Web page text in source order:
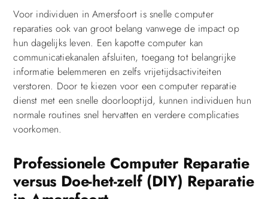
Voor individuen in Amersfoort is snelle computer
reparaties ook van groot belang vanwege de impact op
hun dagelijks leven. Een kapotte computer kan
communicatiekanalen afsluiten, toegang tot belangrijke
informatie belemmeren en zelfs vrijetijdsactiviteiten
verstoren. Door te kiezen voor een computer reparatie
dienst met een snelle doorlooptijd, kunnen individuen hun
normale routines snel hervatten en verdere complicaties
voorkomen.
Professionele Computer Reparatie
versus Doe-het-zelf (DIY) Reparatie